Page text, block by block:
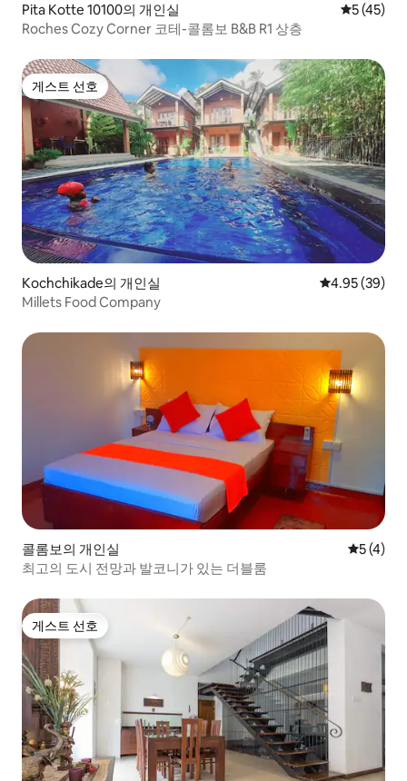
Pita Kotte 10100의 개인실 평점 5점
5 (45)
Roches Cozy Corner 코테-콜롬보 B&B R1 상층
게스트 선호
게스트 선호
Kochchikade의 개인실 평점 4.95점(5
4.95 (39)
Millets Food Company
콜롬보의 개인실 평점 5점
5 (4)
최고의 도시 전망과 발코니가 있는 더블룸
게스트 선호
게스트 선호